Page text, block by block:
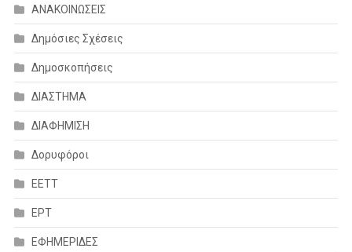
ΑΝΑΚΟΙΝΩΣΕΙΣ
Δημόσιες Σχέσεις
Δημοσκοπήσεις
ΔΙΑΣΤΗΜΑ
ΔΙΑΦΗΜΙΣΗ
Δορυφόροι
ΕΕΤΤ
ΕΡΤ
ΕΦΗΜΕΡΙΔΕΣ